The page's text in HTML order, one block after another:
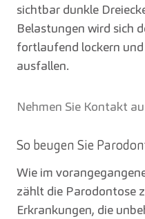
sichtbar dunkle
Belastungen wird sich
fortlaufend lockern
ausfallen.
Nehmen Sie Kontakt
So beugen Sie
Wie im
zählt die Parodontose
Erkrankungen, die